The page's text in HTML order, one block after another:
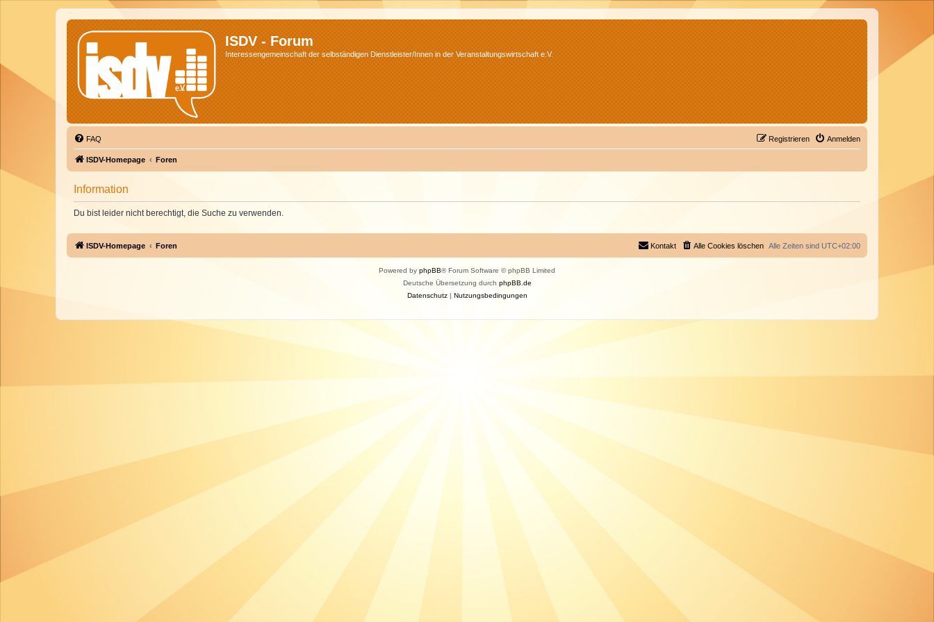
ISDV - Forum
Interessengemeinschaft der selbständigen Dienstleister/Innen in der Veranstaltungswirtschaft e.V.
FAQ Anmelden
Registrieren
ISDV-Homepage Foren
Information
Du bist leider nicht berechtigt, die Suche zu verwenden.
ISDV-Homepage Foren Alle Zeiten sind UTC+02:00
Alle Cookies löschen
Kontakt
Powered by phpBB® Forum Software © phpBB Limited
Deutsche Übersetzung durch phpBB.de
Datenschutz| Nutzungsbedingungen